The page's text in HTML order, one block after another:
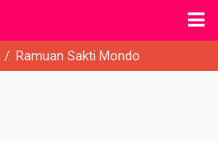
/ Ramuan Sakti Mondo